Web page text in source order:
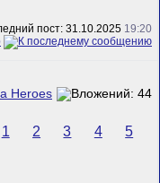
пост: 31.10.2025 19:20
Heroes
1 2 3 4
5